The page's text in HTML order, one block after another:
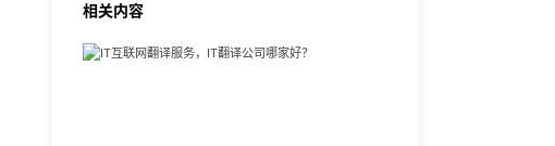
相关内容